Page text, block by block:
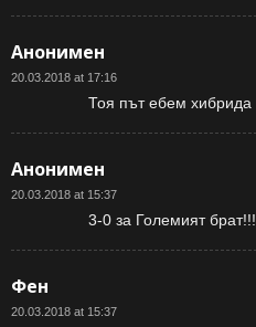
Анонимен
20.03.2018 at 17:16
Тоя път ебем хибрида
Анонимен
20.03.2018 at 15:37
3-0 за Големият брат!!!
Фен
20.03.2018 at 15:37